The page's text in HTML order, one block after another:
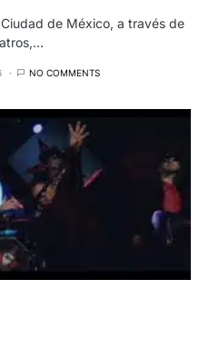
de México, a través de
NO COMMENTS